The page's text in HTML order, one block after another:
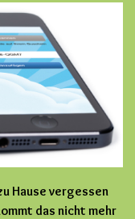
Hause vergessen
das nicht mehr